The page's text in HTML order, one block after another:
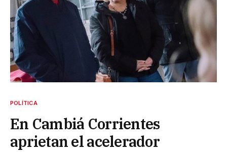
POLÍTICA
En Cambiá Corrientes
aprietan el acelerador